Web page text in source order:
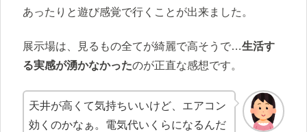
あったりと遊び感覚で行くことが出来ました。
展示場は、見るもの全てが綺麗で高そうで…生活す
る実感が湧かなかったのが正直な感想です。
天井が高くて気持ちいいけど、エアコン
効くのかなぁ。電気代いくらになるんだ